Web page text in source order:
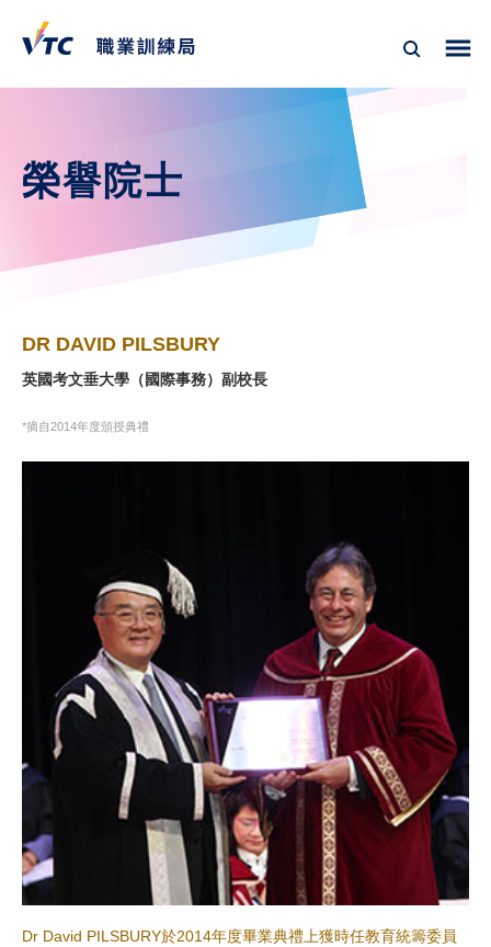
榮譽院士
DR DAVID PILSBURY
英國考文垂大學（國際事務）副校長
*摘自2014年度頒授典禮
Dr David PILSBURY於2014年度畢業典禮上獲時任教育統籌委員